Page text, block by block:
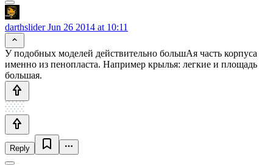
darthsliderJun 26 2014 at 10:11
У подобных моделей действительно большАя часть корпуса
именно из пенопласта. Например крылья: легкие и площадь
большая.
Reply